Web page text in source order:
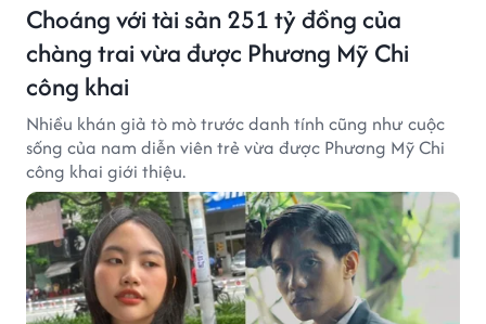
Choáng với tài sản 251 tỷ đồng của
chàng trai vừa được Phương Mỹ Chi
công khai
Nhiều khán giả tò mò trước danh tính cũng như cuộc
sống của nam diễn viên trẻ vừa được Phương Mỹ Chi
công khai giới thiệu.